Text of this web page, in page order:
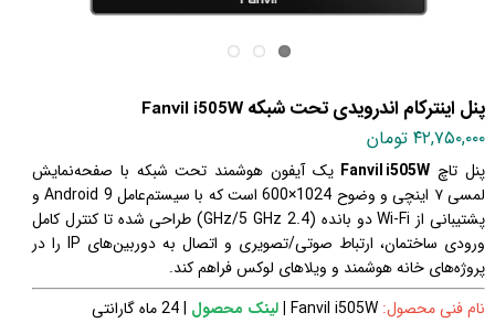
پنل اینترکام اندرویدی تحت شبکه Fanvil i505W
۴۲,۷۵۰,۰۰۰ تومان
پنل تاچ Fanvil i505W یک آیفون هوشمند تحت شبکه با صفحه‌نمایش
لمسی ۷ اینچی و وضوح 1024×600 است که با سیستم‌عامل Android 9 و
پشتیبانی از Wi-Fi دو بانده (2.4 GHz/5 GHz) طراحی شده تا کنترل کامل
ورودی ساختمان، ارتباط صوتی/تصویری و اتصال به دوربین‌های IP را در
پروژه‌های خانه هوشمند و ویلاهای لوکس فراهم کند.
نام فنی محصول:
|لینک محصول | 24 ماه گارانتی